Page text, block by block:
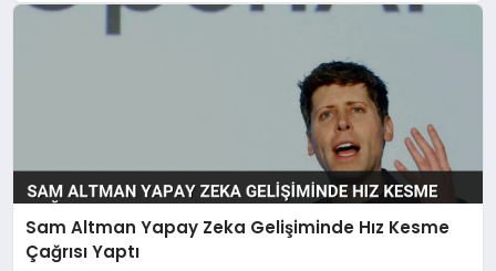
Sam Altman Yapay Zeka Gelişiminde Hız Kesme
Çağrısı Yaptı